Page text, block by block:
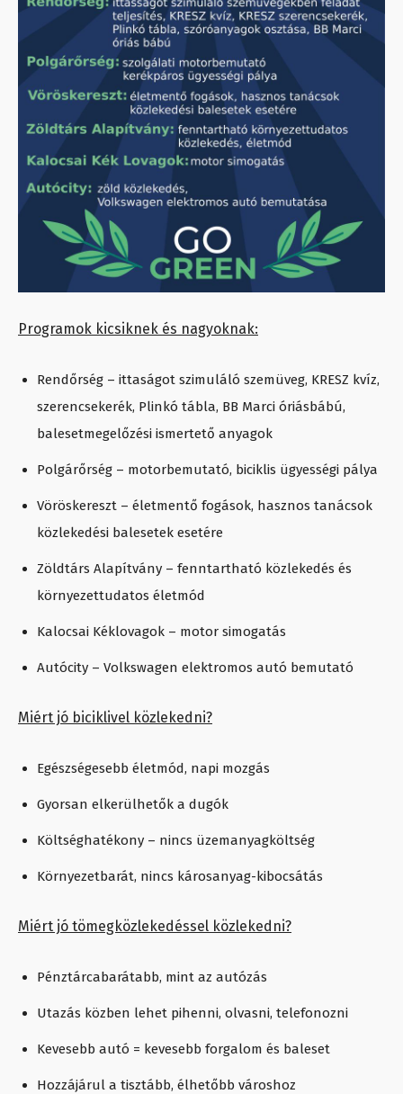
Programok kicsiknek és nagyoknak:
Rendőrség – ittaságot szimuláló szemüveg, KRESZ kvíz,
szerencsekerék, Plinkó tábla, BB Marci óriásbábú,
balesetmegelőzési ismertető anyagok
Polgárőrség – motorbemutató, biciklis ügyességi pálya
Vöröskereszt – életmentő fogások, hasznos tanácsok
közlekedési balesetek esetére
Zöldtárs Alapítvány – fenntartható közlekedés és
környezettudatos életmód
Kalocsai Kéklovagok – motor simogatás
Autócity – Volkswagen elektromos autó bemutató
Miért jó biciklivel közlekedni?
Egészségesebb életmód, napi mozgás
Gyorsan elkerülhetők a dugók
Költséghatékony – nincs üzemanyagköltség
Környezetbarát, nincs károsanyag-kibocsátás
Miért jó tömegközlekedéssel közlekedni?
Pénztárcabarátabb, mint az autózás
Utazás közben lehet pihenni, olvasni, telefonozni
Kevesebb autó = kevesebb forgalom és baleset
Hozzájárul a tisztább, élhetőbb városhoz